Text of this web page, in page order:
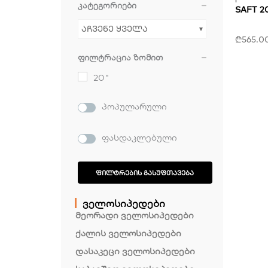
კატეგორიები
აჩვენე ყველა
ფილტრაცია ზომით
20"
პოპულარული
ფასდაკლებული
ᲤᲘᲚᲢᲠᲔᲑᲘᲡ ᲒᲐᲡᲣᲤᲗᲐᲕᲔᲑᲐ
ველოსიპედები
მეორადი ველოსიპედები
ქალის ველოსიპედები
დასაკეცი ველოსიპედები
SAFT
₾